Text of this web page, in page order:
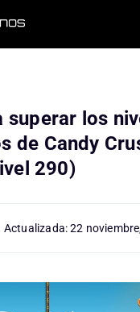
superar los
de Candy
290)
Actualizada:22